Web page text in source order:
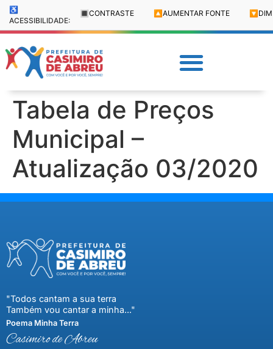
♿
ACESSIBILIDADE:
🔳 CONTRASTE 🔼 AUMENTAR FONTE 🔽
Tabela de Preços
Municipal –
Atualização 03/2020
"Todos cantam a sua terra
Também vou cantar a minha..."
Poema Minha Terra
Casimiro de Abreu